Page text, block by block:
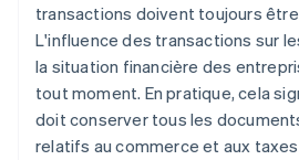
transactions doivent toujours
L'influence des transactions sur
la situation financière des
tout moment. En pratique, cela
doit conserver tous les
relatifs au commerce et aux